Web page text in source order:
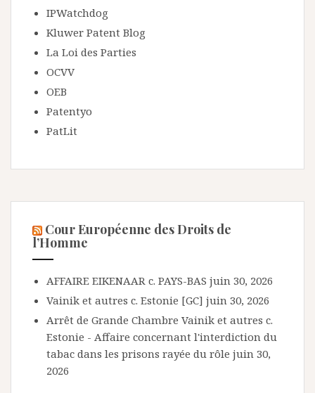
IPWatchdog
Kluwer Patent Blog
La Loi des Parties
OCVV
OEB
Patentyo
PatLit
Cour Européenne des Droits de
l’Homme
AFFAIRE EIKENAAR c. PAYS-BAS juin 30, 2026
Vainik et autres c. Estonie [GC] juin 30, 2026
Arrêt de Grande Chambre Vainik et autres c.
Estonie - Affaire concernant l'interdiction du
tabac dans les prisons rayée du rôle juin 30,
2026